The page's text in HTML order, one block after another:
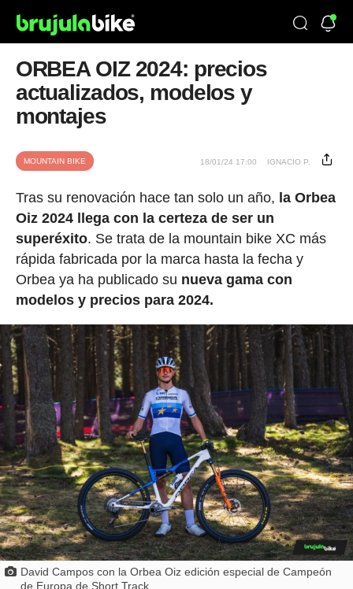
ORBEA OIZ 2024: precios
actualizados, modelos y
montajes
MOUNTAIN BIKE 18/01/24 17:00 IGNACIO P.
Tras su renovación hace tan solo un año, la Orbea
Oiz 2024 llega con la certeza de ser un
superéxito. Se trata de la mountain bike XC más
rápida fabricada por la marca hasta la fecha y
Orbea ya ha publicado su nueva gama con
modelos y precios para 2024.
David Campos con la Orbea Oiz edición especial de Campeón
de Europa de Short Track